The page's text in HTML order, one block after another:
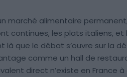
marché alimentaire
continues, les plats italiens, et
là que le débat s’ouvre sur la
comme un hall de
direct n’existe en France